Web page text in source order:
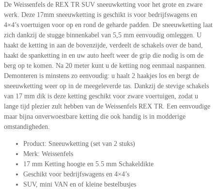
De Weissenfels de REX TR SUV sneeuwketting voor het grote en zware
werk. Deze 17mm sneeuwketting is geschikt is voor bedrijfswagens en
4×4’s voertuigen voor op en rond de geharde padden. De sneeuwketting laat
zich dankzij de stugge binnenkabel van 5,5 mm eenvoudig omleggen. U
haakt de ketting in aan de bovenzijde, verdeelt de schakels over de band,
haakt de spanketting in en uw auto heeft weer de grip die nodig is om de
berg op te komen. Na 20 meter kunt u de ketting nog eenmaal naspannen.
Demonteren is minstens zo eenvoudig: u haalt 2 haakjes los en bergt de
sneeuwketting weer op in de meegeleverde tas. Dankzij de stevige schakels
van 17 mm dik is deze ketting geschikt voor zware voertuigen, zodat u
lange tijd plezier zult hebben van de Weissenfels REX TR. Een eenvoudige
maar bijna onverwoestbare ketting die ook handig is in modderige
omstandigheden.
Product: Sneeuwketting (set van 2 stuks)
Merk: Weissenfels
17 mm Ketting hoogte en 5.5 mm Schakeldikte
Geschikt voor bedrijfswagens en 4×4’s
SUV, mini VAN en of kleine bestelbusjes